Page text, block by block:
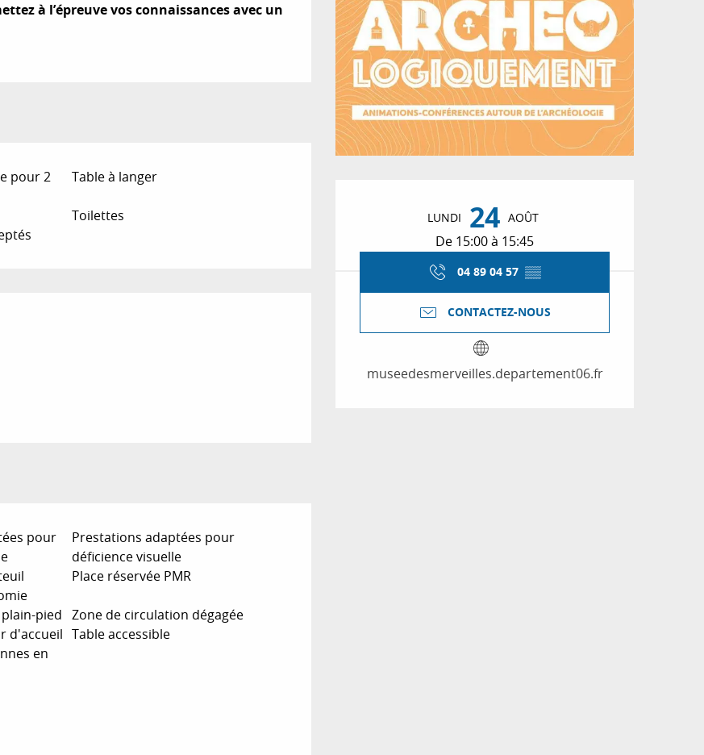
Ouverture et
LUNDI 24 AOÛT
De 15:00 à 15:45
04 89 04 57 ▒▒
CONTACTEZ-NOUS
museedesmerveilles.departement06.fr
à l’épreuve vos connaissances avec un
pour 2
Table à langer
Toilettes
pour
Prestations adaptées pour
déficience visuelle
Place réservée PMR
pied
Zone de circulation dégagée
d'accueil
en
Table accessible